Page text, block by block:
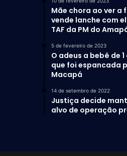
Mãe chora ao ver a
vende lanche com
TAF da PM do
5 de fevereiro de 2023
O adeus a bebê de
que foi espancada
Macapá
14 de setembro de 2022
Justiça decide
alvo de operação